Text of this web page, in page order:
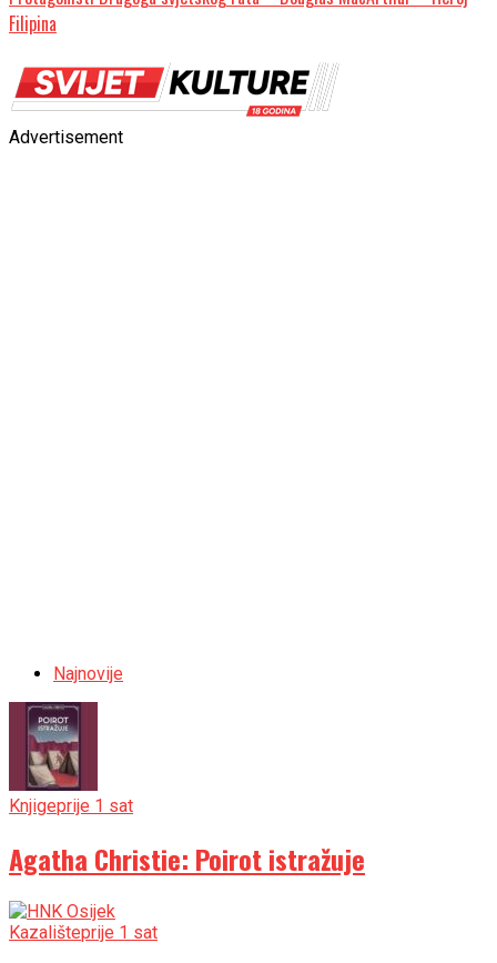
Filipina
Advertisement
Najnovije
Knjigeprije 1 sat
Agatha Christie: Poirot istražuje
Kazališteprije 1 sat